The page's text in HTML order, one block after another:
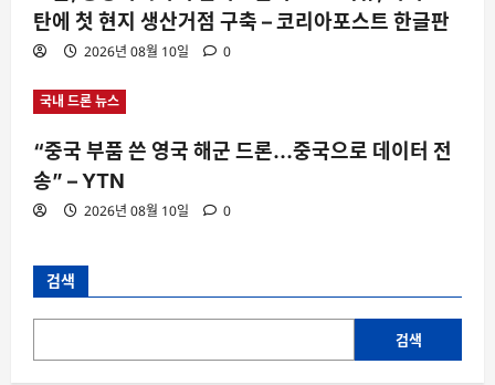
탄에 첫 현지 생산거점 구축 – 코리아포스트 한글판
2026년 08월 10일 0
국내 드론 뉴스
“중국 부품 쓴 영국 해군 드론…중국으로 데이터 전
송” – YTN
2026년 08월 10일 0
검색
검색